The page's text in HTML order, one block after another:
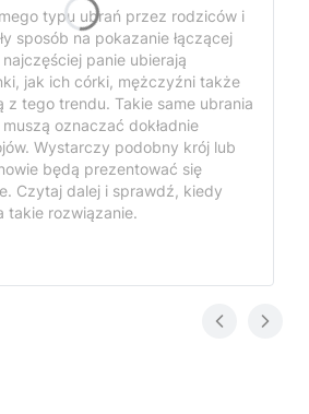
typu ubrań przez rodziców i
sposób na pokazanie łączącej
panie ubierają
jak ich córki, mężczyźni także
z tego trendu. Takie same ubrania
oznaczać dokładnie
Wystarczy podobny krój lub
będą prezentować się
Czytaj dalej i sprawdź, kiedy
takie rozwiązanie.